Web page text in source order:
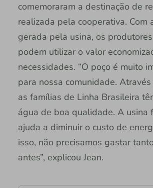
comemoraram a destinação de
realizada pela cooperativa. Com
gerada pela usina, os
podem utilizar o valor
necessidades. “O poço é muito
para nossa comunidade.
as famílias de Linha Brasileira
água de boa qualidade. A usina
ajuda a diminuir o custo de
isso, não precisamos gastar
antes”, explicou Jean.